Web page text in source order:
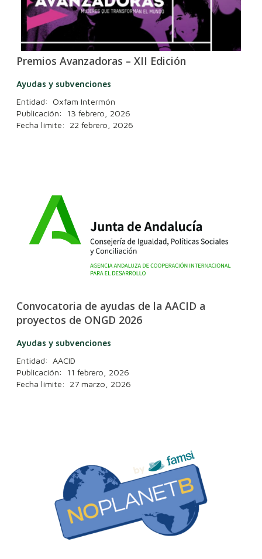
Premios Avanzadoras – XII Edición
Ayudas y subvenciones
Entidad: Oxfam Intermón
Publicación: 13 febrero, 2026
Fecha límite: 22 febrero, 2026
Convocatoria de ayudas de la AACID a
proyectos de ONGD 2026
Ayudas y subvenciones
Entidad: AACID
Publicación: 11 febrero, 2026
Fecha límite: 27 marzo, 2026